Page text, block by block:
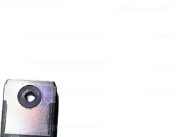
U SERİSİ ENTEGRELER